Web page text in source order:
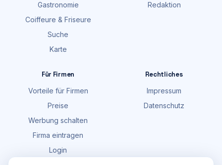
Gastronomie
Coiffeure & Friseure
Suche
Karte
Redaktion
Für Firmen
Vorteile für Firmen
Preise
Werbung schalten
Firma eintragen
Login
Rechtliches
Impressum
Datenschutz